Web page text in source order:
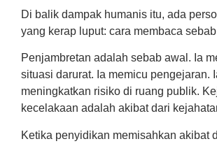
Di balik dampak humanis itu, ada
yang kerap luput: cara membaca
Penjambretan adalah sebab awal. Ia
situasi darurat. Ia memicu pengejaran.
meningkatkan risiko di ruang publik.
kecelakaan adalah akibat dari
Ketika penyidikan memisahkan akibat